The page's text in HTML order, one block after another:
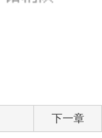
下一章